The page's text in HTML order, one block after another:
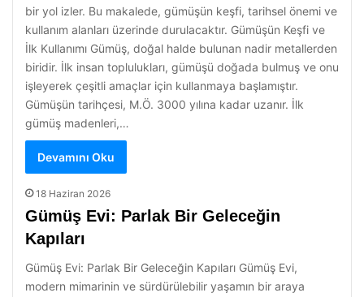
bir yol izler. Bu makalede, gümüşün keşfi, tarihsel önemi ve
kullanım alanları üzerinde durulacaktır. Gümüşün Keşfi ve
İlk Kullanımı Gümüş, doğal halde bulunan nadir metallerden
biridir. İlk insan toplulukları, gümüşü doğada bulmuş ve onu
işleyerek çeşitli amaçlar için kullanmaya başlamıştır.
Gümüşün tarihçesi, M.Ö. 3000 yılına kadar uzanır. İlk
gümüş madenleri,…
Devamını Oku
18 Haziran 2026
Gümüş Evi: Parlak Bir Geleceğin
Kapıları
Gümüş Evi: Parlak Bir Geleceğin Kapıları Gümüş Evi,
modern mimarinin ve sürdürülebilir yaşamın bir araya